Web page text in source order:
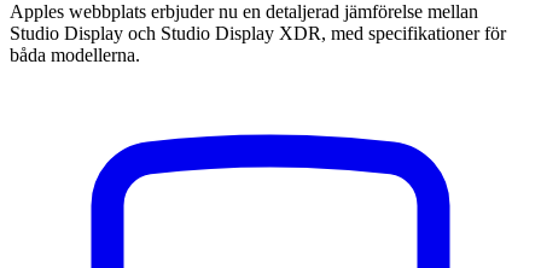
Apples webbplats erbjuder nu en detaljerad jämförelse mellan
Studio Display och Studio Display XDR, med specifikationer för
båda modellerna.